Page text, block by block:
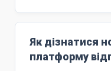
кондиціонер;
працюючий
стюардесу;
Знижки
років. Для цього
квитка становить
місце (berth)
Як дізнатися
платформу